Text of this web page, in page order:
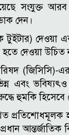
সংযুক্ত
দেন।
টুইটার) দেওয়া
দেওয়া উচিত
(জিসিসি)-এর
এবং
হুমকি হিসেবে
প্রতিশোধমূলক
আন্তর্জাতিক